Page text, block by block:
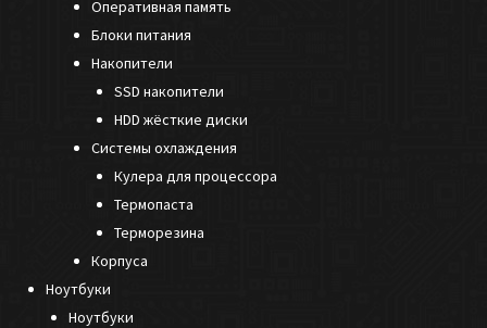
Оперативная память
Блоки питания
Накопители
SSD накопители
HDD жёсткие диски
Системы охлаждения
Кулера для процессора
Термопаста
Терморезина
Корпуса
Ноутбуки
Ноутбуки